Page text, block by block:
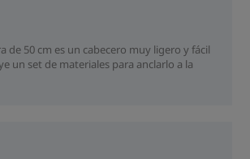
de 50 cm es un cabecero muy ligero y fácil
un set de materiales para anclarlo a la